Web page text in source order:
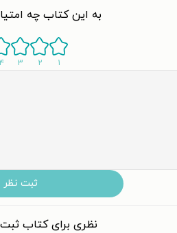
به این کتاب چه
۱ ۲ ۳ ۴
ثبت نظر
نظری برای کتاب